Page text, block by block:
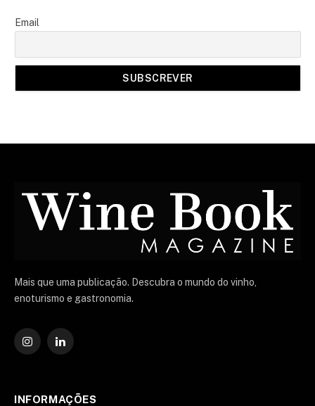
Email
Mais que uma publicação. Descubra o mundo do vinho,
enoturismo e gastronomia.
Instagram
O
INFORMAÇÕES